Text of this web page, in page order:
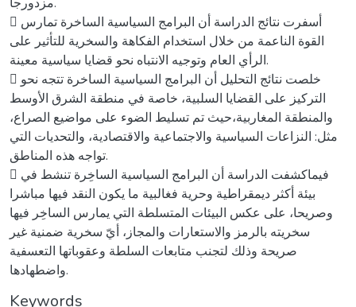
 أسفرت نتائج الدراسة أن البرامج السياسية الساخرة تمارس
القوة الناعمة من خلال استخدام الفكاهة والسخرية للتأثير على
الرأي العام وتوجيه الانتباه نحو قضايا سياسية معينة.
 خلصت نتائج التحليل أن البرامج السياسية الساخرة تتجه نحو
التركيز على القضايا السلبية، خاصة في منطقة الشرق الأوسط
والمنطقة المغاربية،حيث تم تسليط الضوء على مواضيع الصراع،
مثل: النزاعات السياسية والاجتماعية والاقتصادية، والتحديات التي
تواجه هذه المناطق.
 فيماكشفت الدراسة أن البرامج السياسية الساخِرة تنشط في
بيئة أكثر ديمقراطية وحرية فغالبية ما يكون النقد فيها مباشرا
وصريحا، على عكس البيئات المتسلطة التي يمارس الساخِر فيها
سخريته بالرمز والاستعارات والمجاز، أيّ سخرية ضمنية غير
صريحة وذلك لتجنب متابعات السلطة وعقوباتها التعسفية
واضطهادها.
Keywords